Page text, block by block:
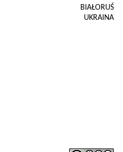
BIAŁORUŚ
UKRAINA